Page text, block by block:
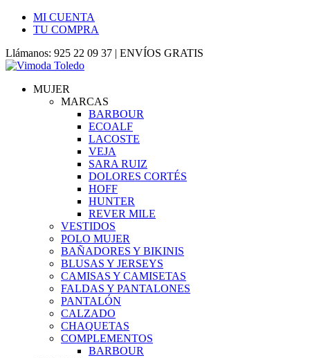
MI CUENTA
TU COMPRA
Llámanos: 925 22 09 37 | ENVÍOS GRATIS
MUJER
MARCAS
BARBOUR
ECOALF
LACOSTE
VEJA
SARA RUIZ
DOLORES CORTÉS
HOFF
HUNTER
REVER MILE
VESTIDOS
POLO MUJER
BAÑADORES Y BIKINIS
BLUSAS Y JERSEYS
CAMISAS Y CAMISETAS
FALDAS Y PANTALONES
PANTALÓN
CALZADO
CHAQUETAS
COMPLEMENTOS
BARBOUR